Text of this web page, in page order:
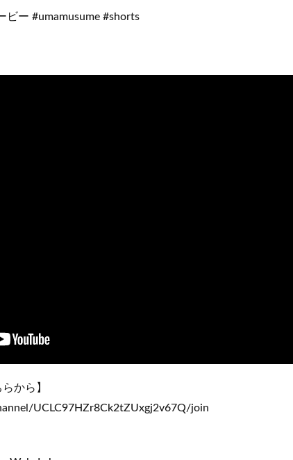
ビー #umamusume #shorts
から】
UCLC97HZr8Ck2tZUxgj2v67Q/join